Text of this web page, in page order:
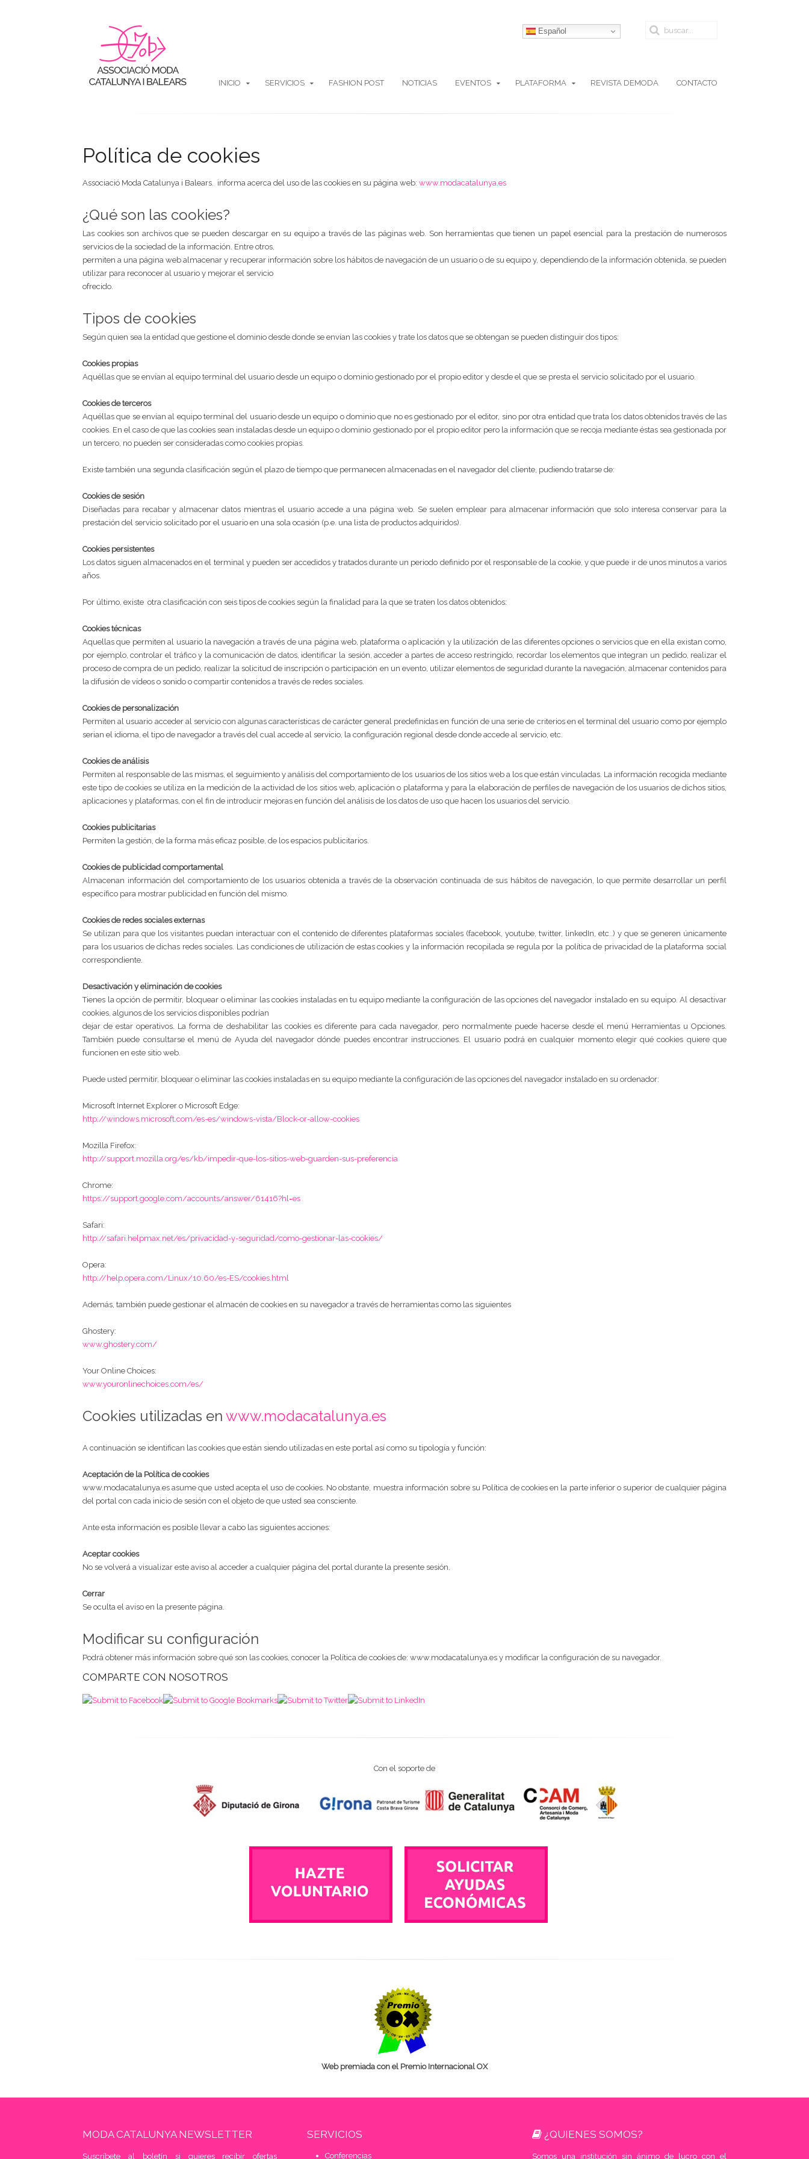
Español
INICIO SERVICIOS FASHION POST NOTICIAS EVENTOS PLATAFORMA REVISTA DEMODA CONTACTO
Política de cookies
Associació Moda Catalunya i Balears. informa acerca del uso de las cookies en su página web: www.modacatalunya.es
¿Qué son las cookies?
Las cookies son archivos que se pueden descargar en su equipo a través de las páginas web. Son herramientas que tienen un papel esencial para la prestación de numerosos
servicios de la sociedad de la información. Entre otros,
permiten a una página web almacenar y recuperar información sobre los hábitos de navegación de un usuario o de su equipo y, dependiendo de la información obtenida, se pueden
utilizar para reconocer al usuario y mejorar el servicio
ofrecido.
Tipos de cookies
Según quien sea la entidad que gestione el dominio desde donde se envían las cookies y trate los datos que se obtengan se pueden distinguir dos tipos:
Cookies propias
Aquéllas que se envían al equipo terminal del usuario desde un equipo o dominio gestionado por el propio editor y desde el que se presta el servicio solicitado por el usuario.
Cookies de terceros
Aquéllas que se envían al equipo terminal del usuario desde un equipo o dominio que no es gestionado por el editor, sino por otra entidad que trata los datos obtenidos través de las
cookies. En el caso de que las cookies sean instaladas desde un equipo o dominio gestionado por el propio editor pero la información que se recoja mediante éstas sea gestionada por
un tercero, no pueden ser consideradas como cookies propias.
Existe también una segunda clasificación según el plazo de tiempo que permanecen almacenadas en el navegador del cliente, pudiendo tratarse de:
Cookies de sesión
Diseñadas para recabar y almacenar datos mientras el usuario accede a una página web. Se suelen emplear para almacenar información que solo interesa conservar para la
prestación del servicio solicitado por el usuario en una sola ocasión (p.e. una lista de productos adquiridos).
Cookies persistentes
Los datos siguen almacenados en el terminal y pueden ser accedidos y tratados durante un periodo definido por el responsable de la cookie, y que puede ir de unos minutos a varios
años.
Por último, existe otra clasificación con seis tipos de cookies según la finalidad para la que se traten los datos obtenidos:
Cookies técnicas
Aquellas que permiten al usuario la navegación a través de una página web, plataforma o aplicación y la utilización de las diferentes opciones o servicios que en ella existan como,
por ejemplo, controlar el tráfico y la comunicación de datos, identificar la sesión, acceder a partes de acceso restringido, recordar los elementos que integran un pedido, realizar el
proceso de compra de un pedido, realizar la solicitud de inscripción o participación en un evento, utilizar elementos de seguridad durante la navegación, almacenar contenidos para
la difusión de vídeos o sonido o compartir contenidos a través de redes sociales.
Cookies de personalización
Permiten al usuario acceder al servicio con algunas características de carácter general predefinidas en función de una serie de criterios en el terminal del usuario como por ejemplo
serian el idioma, el tipo de navegador a través del cual accede al servicio, la configuración regional desde donde accede al servicio, etc.
Cookies de análisis
Permiten al responsable de las mismas, el seguimiento y análisis del comportamiento de los usuarios de los sitios web a los que están vinculadas. La información recogida mediante
este tipo de cookies se utiliza en la medición de la actividad de los sitios web, aplicación o plataforma y para la elaboración de perfiles de navegación de los usuarios de dichos sitios,
aplicaciones y plataformas, con el fin de introducir mejoras en función del análisis de los datos de uso que hacen los usuarios del servicio.
Cookies publicitarias
Permiten la gestión, de la forma más eficaz posible, de los espacios publicitarios.
Cookies de publicidad comportamental
Almacenan información del comportamiento de los usuarios obtenida a través de la observación continuada de sus hábitos de navegación, lo que permite desarrollar un perfil
específico para mostrar publicidad en función del mismo.
Cookies de redes sociales externas
Se utilizan para que los visitantes puedan interactuar con el contenido de diferentes plataformas sociales (facebook, youtube, twitter, linkedIn, etc..) y que se generen únicamente
para los usuarios de dichas redes sociales. Las condiciones de utilización de estas cookies y la información recopilada se regula por la política de privacidad de la plataforma social
correspondiente.
Desactivación y eliminación de cookies
Tienes la opción de permitir, bloquear o eliminar las cookies instaladas en tu equipo mediante la configuración de las opciones del navegador instalado en su equipo. Al desactivar
cookies, algunos de los servicios disponibles podrían
dejar de estar operativos. La forma de deshabilitar las cookies es diferente para cada navegador, pero normalmente puede hacerse desde el menú Herramientas u Opciones.
También puede consultarse el menú de Ayuda del navegador dónde puedes encontrar instrucciones. El usuario podrá en cualquier momento elegir qué cookies quiere que
funcionen en este sitio web.
Puede usted permitir, bloquear o eliminar las cookies instaladas en su equipo mediante la configuración de las opciones del navegador instalado en su ordenador:
Microsoft Internet Explorer o Microsoft Edge:
http://windows.microsoft.com/es-es/windows-vista/Block-or-allow-cookies
Mozilla Firefox:
http://support.mozilla.org/es/kb/impedir-que-los-sitios-web-guarden-sus-preferencia
Chrome:
https://support.google.com/accounts/answer/61416?hl=es
Safari:
http://safari.helpmax.net/es/privacidad-y-seguridad/como-gestionar-las-cookies/
Opera:
http://help.opera.com/Linux/10.60/es-ES/cookies.html
Además, también puede gestionar el almacén de cookies en su navegador a través de herramientas como las siguientes
Ghostery:
www.ghostery.com/
Your Online Choices:
www.youronlinechoices.com/es/
Cookies utilizadas en www.modacatalunya.es
A continuación se identifican las cookies que están siendo utilizadas en este portal así como su tipología y función:
Aceptación de la Política de cookies
www.modacatalunya.es asume que usted acepta el uso de cookies. No obstante, muestra información sobre su Política de cookies en la parte inferior o superior de cualquier página
del portal con cada inicio de sesión con el objeto de que usted sea consciente.
Ante esta información es posible llevar a cabo las siguientes acciones:
Aceptar cookies
No se volverá a visualizar este aviso al acceder a cualquier página del portal durante la presente sesión.
Cerrar
Se oculta el aviso en la presente página.
Modificar su configuración
Podrá obtener más información sobre qué son las cookies, conocer la Política de cookies de: www.modacatalunya.es y modificar la configuración de su navegador.
COMPARTE CON NOSOTROS
Con el soporte de
Web premiada con el Premio Internacional OX
MODA CATALUNYA NEWSLETTER
Suscríbete al boletín si quieres recibir ofertas
SERVICIOS
Conferencias
¿QUIENES SOMOS?
Somos una institución sin ánimo de lucro con el